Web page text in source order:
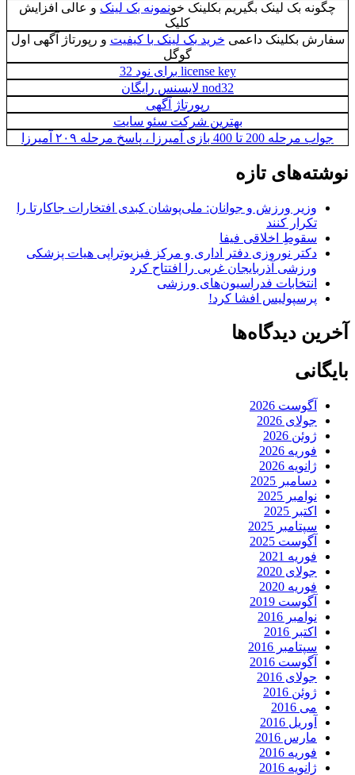
چگونه بک لینک بگیریم بکلینک خونمونه بک لینک و عالی افزایش
کلیک
سفارش بکلینک داعمی خرید بک لینک با کیفیت و رپورتاژ آگهی اول
گوگل
license key برای نود 32
nod32 لایسنس رایگان
رپورتاژ آگهی
بهترین شرکت سئو سایت
جواب مرحله 200 تا 400 بازی آمیرزا ، پاسخ مرحله ۲۰۹ آمیرزا
نوشته‌های تازه
وزیر ورزش و جوانان: ملی‌پوشان کبدی افتخارات جاکارتا را
تکرار کنند
سقوطِ اخلاقی فیفا
دکتر نوروزی دفتر اداری و مرکز فیزیوتراپی هیات پزشکی
ورزشی آذربایجان غربی را افتتاح کرد
انتخابات فدراسیون‌های ورزشی
پرسپولیس افشا کرد!
آخرین دیدگاه‌ها
بایگانی
آگوست 2026
جولای 2026
ژوئن 2026
فوریه 2026
ژانویه 2026
دسامبر 2025
نوامبر 2025
اکتبر 2025
سپتامبر 2025
آگوست 2025
فوریه 2021
جولای 2020
فوریه 2020
آگوست 2019
نوامبر 2016
اکتبر 2016
سپتامبر 2016
آگوست 2016
جولای 2016
ژوئن 2016
می 2016
آوریل 2016
مارس 2016
فوریه 2016
ژانویه 2016